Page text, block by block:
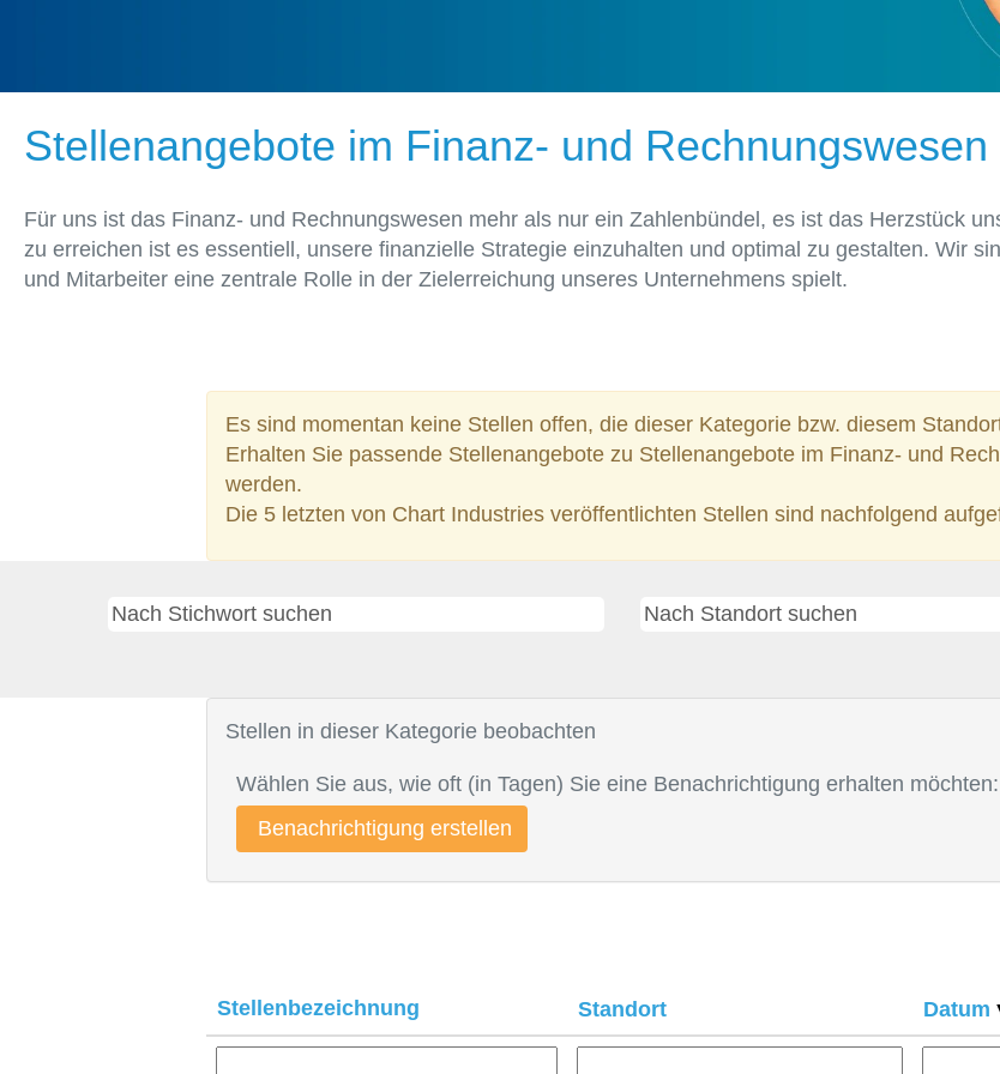
Stellenangebote im Finanz- und Rechnungswesen
Für uns ist das Finanz- und Rechnungswesen mehr als nur ein Zahlenbündel, es ist das Herzstück
zu erreichen ist es essentiell, unsere finanzielle Strategie einzuhalten und optimal zu gestalten. Wir
und Mitarbeiter eine zentrale Rolle in der Zielerreichung unseres Unternehmens spielt.
Es sind momentan keine Stellen offen, die dieser Kategorie bzw. diesem
Erhalten Sie passende Stellenangebote zu Stellenangebote im Finanz- und
werden.
Die 5 letzten von Chart Industries veröffentlichten Stellen sind nachfolgend
Stellen in dieser Kategorie beobachten
Wählen Sie aus, wie oft (in Tagen) Sie eine Benachrichtigung erhalten möchten:
Stellenbezeichnung Standort Datum